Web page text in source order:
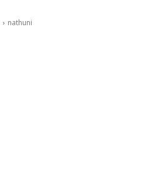
nathuni